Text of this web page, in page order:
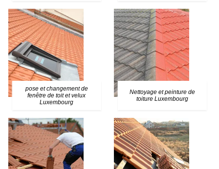
pose et changement de
fenêtre de toit et velux
Luxembourg
Nettoyage et peinture de
toiture Luxembourg